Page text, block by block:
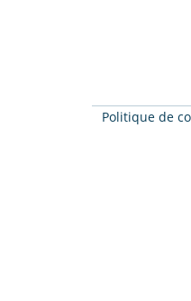
Politique de